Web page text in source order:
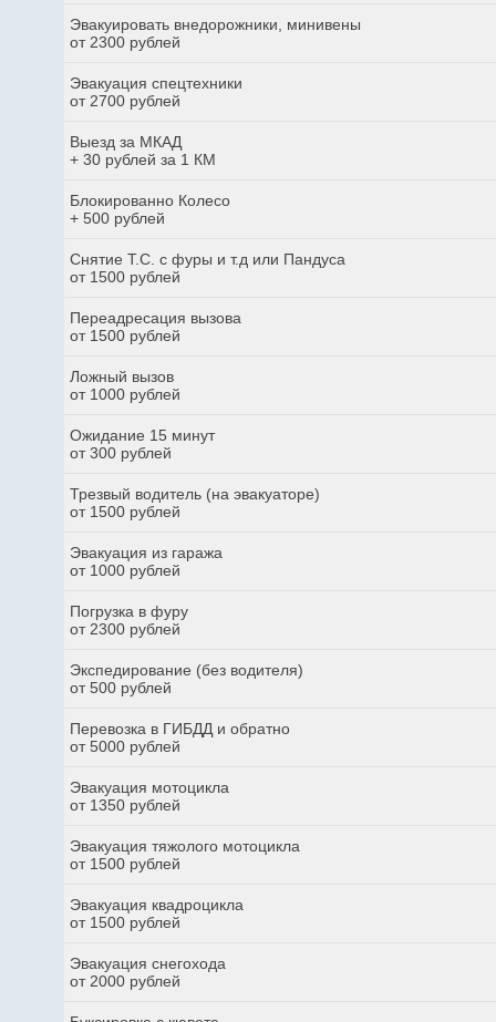
Эвакуировать внедорожники, минивены
от 2300 рублей
Эвакуация спецтехники
от 2700 рублей
Выезд за МКАД
+ 30 рублей за 1 КМ
Блокированно Колесо
+ 500 рублей
Снятие Т.С. с фуры и т.д или Пандуса
от 1500 рублей
Переадресация вызова
от 1500 рублей
Ложный вызов
от 1000 рублей
Ожидание 15 минут
от 300 рублей
Трезвый водитель (на эвакуаторе)
от 1500 рублей
Эвакуация из гаража
от 1000 рублей
Погрузка в фуру
от 2300 рублей
Экспедирование (без водителя)
от 500 рублей
Перевозка в ГИБДД и обратно
от 5000 рублей
Эвакуация мотоцикла
от 1350 рублей
Эвакуация тяжолого мотоцикла
от 1500 рублей
Эвакуация квадроцикла
от 1500 рублей
Эвакуация снегохода
от 2000 рублей